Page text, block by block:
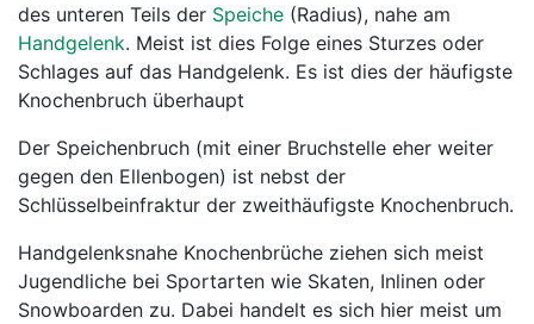
des unteren Teils der Speiche (Radius), nahe am
Handgelenk. Meist ist dies Folge eines Sturzes oder
Schlages auf das Handgelenk. Es ist dies der häufigste
Knochenbruch überhaupt
Der Speichenbruch (mit einer Bruchstelle eher weiter
gegen den Ellenbogen) ist nebst der
Schlüsselbeinfraktur der zweithäufigste Knochenbruch.
Handgelenksnahe Knochenbrüche ziehen sich meist
Jugendliche bei Sportarten wie Skaten, Inlinen oder
Snowboarden zu. Dabei handelt es sich hier meist um